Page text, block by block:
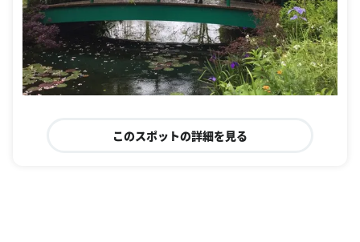
このスポットの詳細を見る